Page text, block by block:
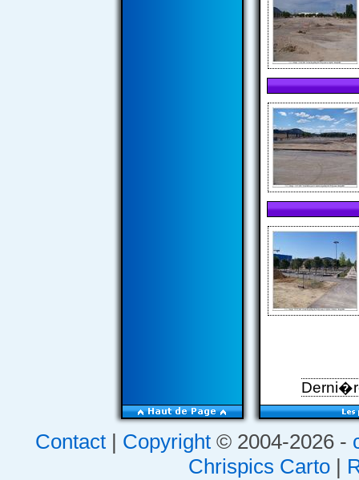
Contact| Copyright© 2004-2026 -
Chrispics Carto|